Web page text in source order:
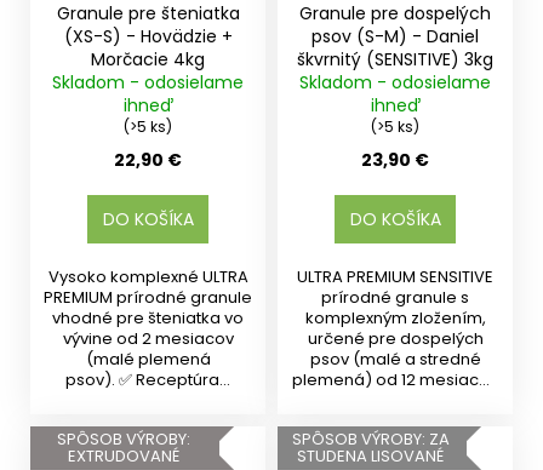
Granule pre šteniatka
(XS-S) - Hovädzie +
Morčacie 4kg
Skladom - odosielame
ihneď
(>5 ks)
22,90 €
DO KOŠÍKA
Vysoko komplexné ULTRA
PREMIUM prírodné granule
vhodné pre šteniatka vo
vývine od 2 mesiacov
(malé plemená
psov). ✅ Receptúra...
Granule pre dospelých
psov (S-M) - Daniel
škvrnitý (SENSITIVE) 3kg
Skladom - odosielame
ihneď
(>5 ks)
23,90 €
DO KOŠÍKA
ULTRA PREMIUM SENSITIVE
prírodné granule s
komplexným zložením,
určené pre dospelých
psov (malé a stredné
plemená) od 12 mesiacov
SPÔSOB VÝROBY:
EXTRUDOVANÉ
SPÔSOB VÝROBY: ZA
STUDENA LISOVANÉ